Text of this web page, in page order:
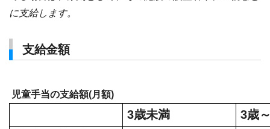
に支給します。
支給金額
児童手当の支給額(月額)
3歳未満 3歳